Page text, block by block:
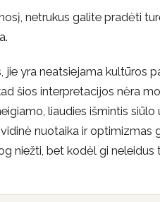
netrukus galite pradėti
jie yra neatsiejama
šios interpretacijos nėra
liaudies išmintis
nuotaika ir optimizmas
niežti, bet kodėl gi